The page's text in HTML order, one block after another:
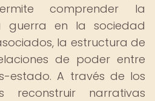
comprender la
guerra en la sociedad
la estructura de
de poder entre
estado. A través de los
reconstruir narrativas